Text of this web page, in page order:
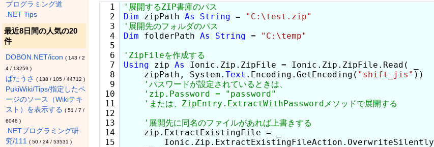
プログラミング道
.NET Tips
最近8日間の人気の20
件
DOBON.NET/icon ( 143 / 2
4/ 13259 )
ぱたうさ ( 138 / 105/ 44712 )
PukiWiki/Tips/指定したペ
ージのソース（Wikiテキ
スト）を表示する ( 51 / 7 /
6048 )
.NETプログラミング研
究/111
( 50/ 24/ 53531 )
  1
  2
  3
  4
  5
  6
  7
  8
  9
10
11
12
13
14
15
Dim zipPath As String =
"C:\test.zip"
Dim folderPath As String =
"C:\temp"
Using zip As
Ionic.Zip.ZipFile = Ionic.Zip.ZipFile.Read( _
    zipPath, System.
Text .Encoding.GetEncoding( "shift_jis" ))
    zip.ExtractExistingFile = _
        Ionic.Zip.ExtractExistingFileAction.OverwriteSilently